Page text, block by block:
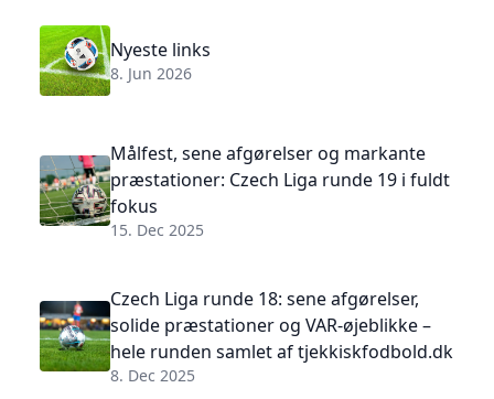
Nyeste links
8. Jun 2026
Målfest, sene afgørelser og markante
præstationer: Czech Liga runde 19 i fuldt
fokus
15. Dec 2025
Czech Liga runde 18: sene afgørelser,
solide præstationer og VAR-øjeblikke –
hele runden samlet af tjekkiskfodbold.dk
8. Dec 2025